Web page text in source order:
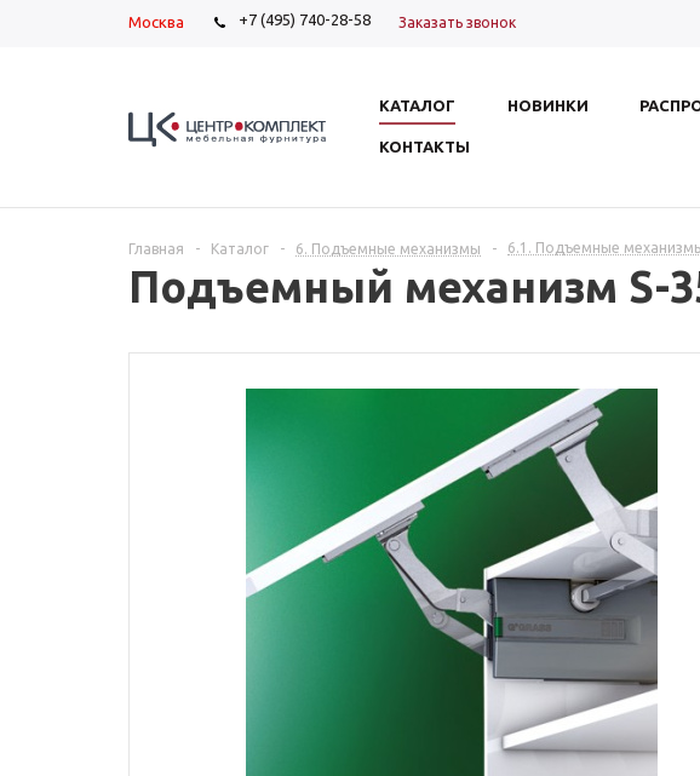
Москва +7 (495) 740-28-58 Заказать звонок
КАТАЛОГ НОВИНКИ
КОНТАКТЫ
Главная - Каталог - 6. Подъемные механизмы - 6.1. Подъемные
Подъемный механизм S-